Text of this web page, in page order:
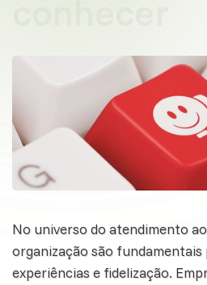
No universo doatendimento
organização são
experiências e fidelização.